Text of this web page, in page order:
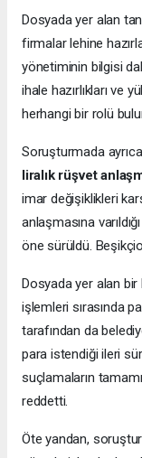
Dosyada yer alan
firmalar lehine
yönetiminin bilgisi
ihale hazırlıkları ve
herhangi bir rolü
Soruşturmada
liralık rüşvet
imar değişiklikleri
anlaşmasına
öne sürüldü.
Dosyada yer alan
işlemleri sırasında
tarafından da
para istendiği ileri
suçlamaların
reddetti.
Öte yandan,